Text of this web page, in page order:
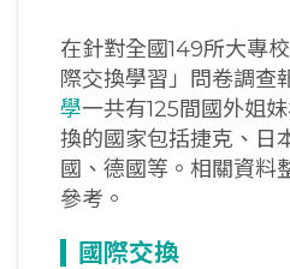
在針對全國149所大專
際交換學習」問卷調查
學一共有125間國外姐
換的國家包括捷克、日
國、德國等。相關資料
參考。
國際交換